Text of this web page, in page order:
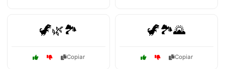
🦖🌿🏞️
Copiar
🦖🏞️🌄
Copiar